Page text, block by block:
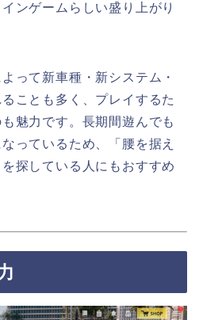
ンゲームらしい盛り上がり
って新車種・新システム・
ことも多く、プレイするた
魅力です。長期間遊んでも
っているため、「腰を据え
探している人にもおすすめ